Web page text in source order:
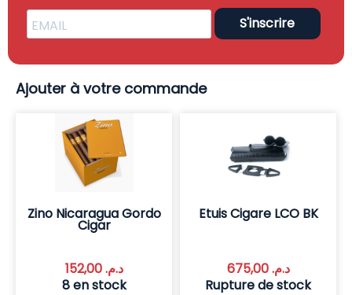
S'inscrire
Ajouter à votre commande
Zino Nicaragua Gordo
Cigar
د.م.152,00
8 en stock
Etuis Cigare LCO BK
د.م.675,00
Rupture de stock